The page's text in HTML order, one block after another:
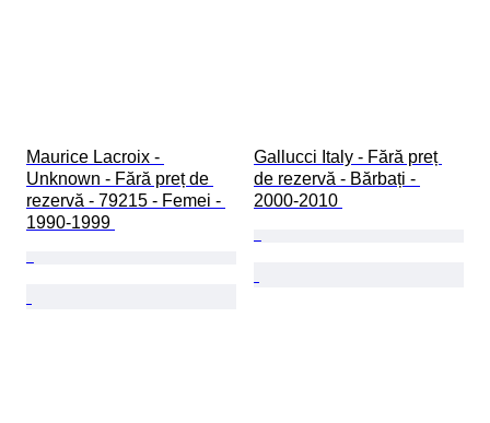
Maurice Lacroix -
Unknown - Fără preț de
rezervă - 79215 - Femei -
1990-1999
Gallucci Italy - Fără preț
de rezervă - Bărbați -
2000-2010